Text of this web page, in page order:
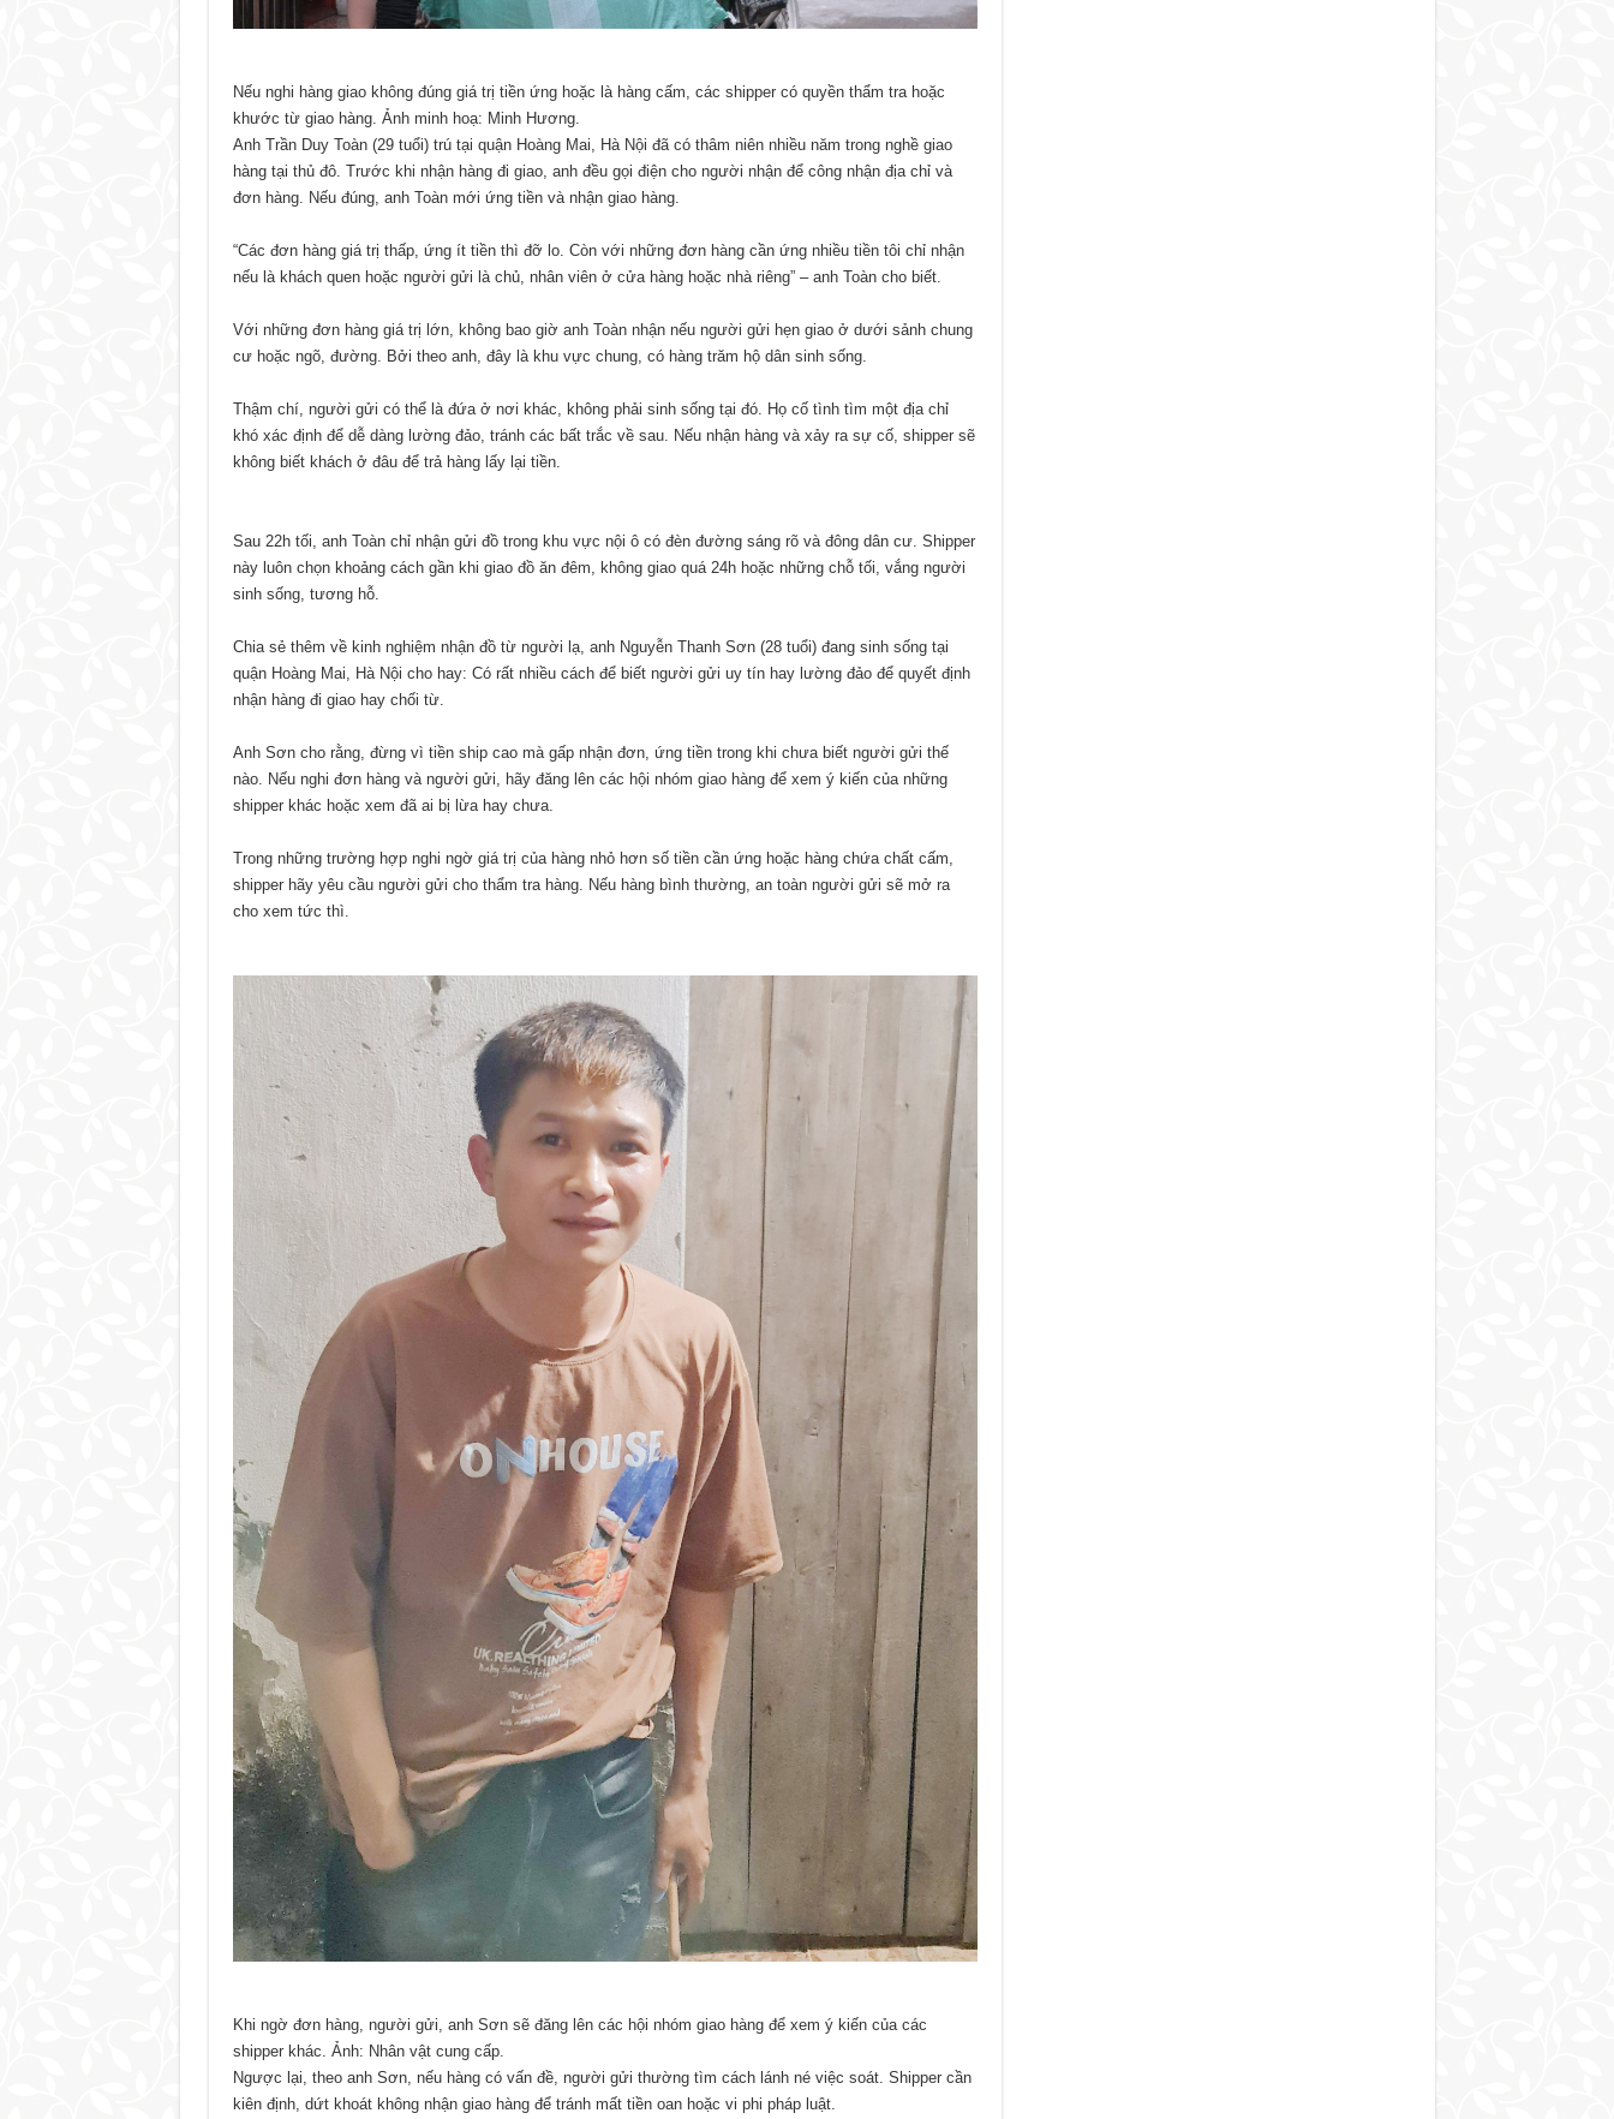
Nếu nghi hàng giao không đúng giá trị tiền ứng hoặc là hàng cấm, các shipper có quyền thẩm tra hoặc
khước từ giao hàng. Ảnh minh hoạ: Minh Hương.
Anh Trần Duy Toàn (29 tuổi) trú tại quận Hoàng Mai, Hà Nội đã có thâm niên nhiều năm trong nghề giao
hàng tại thủ đô. Trước khi nhận hàng đi giao, anh đều gọi điện cho người nhận để công nhận địa chỉ và
đơn hàng. Nếu đúng, anh Toàn mới ứng tiền và nhận giao hàng.
“Các đơn hàng giá trị thấp, ứng ít tiền thì đỡ lo. Còn với những đơn hàng cần ứng nhiều tiền tôi chỉ nhận
nếu là khách quen hoặc người gửi là chủ, nhân viên ở cửa hàng hoặc nhà riêng” – anh Toàn cho biết.
Với những đơn hàng giá trị lớn, không bao giờ anh Toàn nhận nếu người gửi hẹn giao ở dưới sảnh chung
cư hoặc ngõ, đường. Bởi theo anh, đây là khu vực chung, có hàng trăm hộ dân sinh sống.
Thậm chí, người gửi có thể là đứa ở nơi khác, không phải sinh sống tại đó. Họ cố tình tìm một địa chỉ
khó xác định để dễ dàng lường đảo, tránh các bất trắc về sau. Nếu nhận hàng và xảy ra sự cố, shipper sẽ
không biết khách ở đâu để trả hàng lấy lại tiền.
Sau 22h tối, anh Toàn chỉ nhận gửi đồ trong khu vực nội ô có đèn đường sáng rõ và đông dân cư. Shipper
này luôn chọn khoảng cách gần khi giao đồ ăn đêm, không giao quá 24h hoặc những chỗ tối, vắng người
sinh sống, tương hỗ.
Chia sẻ thêm về kinh nghiệm nhận đồ từ người lạ, anh Nguyễn Thanh Sơn (28 tuổi) đang sinh sống tại
quận Hoàng Mai, Hà Nội cho hay: Có rất nhiều cách để biết người gửi uy tín hay lường đảo để quyết định
nhận hàng đi giao hay chối từ.
Anh Sơn cho rằng, đừng vì tiền ship cao mà gấp nhận đơn, ứng tiền trong khi chưa biết người gửi thế
nào. Nếu nghi đơn hàng và người gửi, hãy đăng lên các hội nhóm giao hàng để xem ý kiến của những
shipper khác hoặc xem đã ai bị lừa hay chưa.
Trong những trường hợp nghi ngờ giá trị của hàng nhỏ hơn số tiền cần ứng hoặc hàng chứa chất cấm,
shipper hãy yêu cầu người gửi cho thẩm tra hàng. Nếu hàng bình thường, an toàn người gửi sẽ mở ra
cho xem tức thì.
Khi ngờ đơn hàng, người gửi, anh Sơn sẽ đăng lên các hội nhóm giao hàng để xem ý kiến của các
shipper khác. Ảnh: Nhân vật cung cấp.
Ngược lại, theo anh Sơn, nếu hàng có vấn đề, người gửi thường tìm cách lánh né việc soát. Shipper cần
kiên định, dứt khoát không nhận giao hàng để tránh mất tiền oan hoặc vi phi pháp luật.